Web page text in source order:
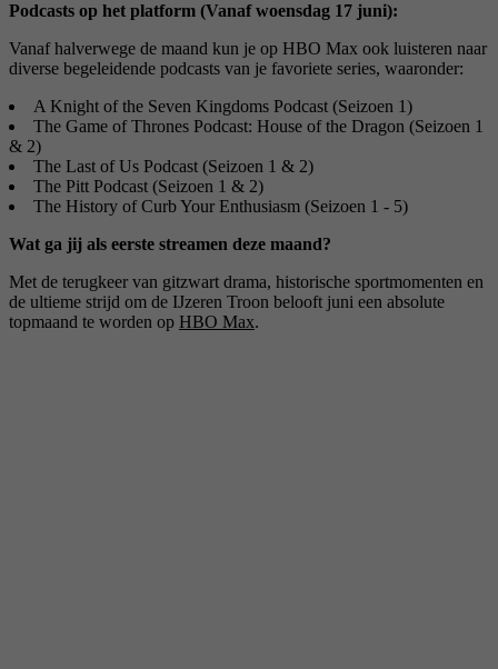
Podcasts op het platform (Vanaf woensdag 17 juni):
Vanaf halverwege de maand kun je op HBO Max ook luisteren naar
diverse begeleidende podcasts van je favoriete series, waaronder:
A Knight of the Seven Kingdoms Podcast (Seizoen 1)
The Game of Thrones Podcast: House of the Dragon (Seizoen 1
& 2)
The Last of Us Podcast (Seizoen 1 & 2)
The Pitt Podcast (Seizoen 1 & 2)
The History of Curb Your Enthusiasm (Seizoen 1 - 5)
Wat ga jij als eerste streamen deze maand?
Met de terugkeer van gitzwart drama, historische sportmomenten en
de ultieme strijd om de IJzeren Troon belooft juni een absolute
topmaand te worden op HBO Max.